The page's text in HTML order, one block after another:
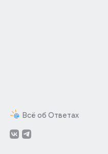
Всё об Ответах